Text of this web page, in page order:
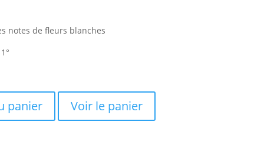
notes de fleurs blanches
panier Voir le panier